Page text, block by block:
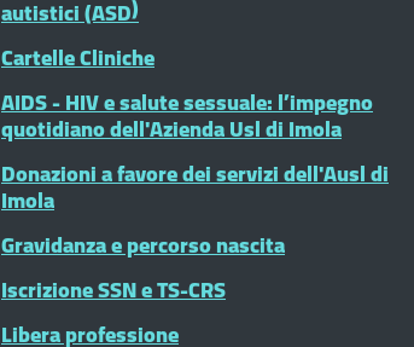
autistici (ASD)
Cartelle Cliniche
AIDS - HIV e salute sessuale: l’impegno
quotidiano dell'Azienda Usl di Imola
Donazioni a favore dei servizi dell'Ausl di
Imola
Gravidanza e percorso nascita
Iscrizione SSN e TS-CRS
Libera professione